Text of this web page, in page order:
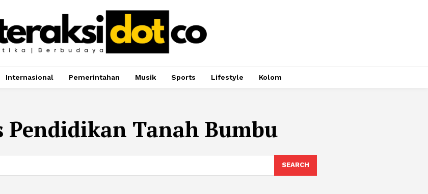
Internasional Pemerintahan Musik Sports Lifestyle Kolom
Pendidikan Tanah Bumbu
SEARCH